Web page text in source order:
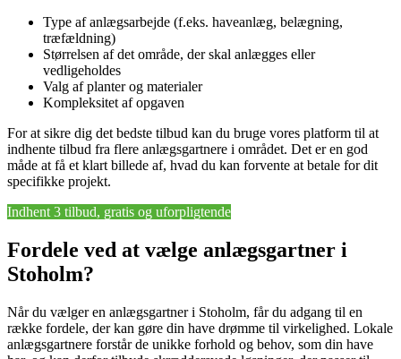
Type af anlægsarbejde (f.eks. haveanlæg, belægning,
træfældning)
Størrelsen af det område, der skal anlægges eller
vedligeholdes
Valg af planter og materialer
Kompleksitet af opgaven
For at sikre dig det bedste tilbud kan du bruge vores platform til at
indhente tilbud fra flere anlægsgartnere i området. Det er en god
måde at få et klart billede af, hvad du kan forvente at betale for dit
specifikke projekt.
Indhent 3 tilbud, gratis og uforpligtende
Fordele ved at vælge anlægsgartner i
Stoholm?
Når du vælger en anlægsgartner i Stoholm, får du adgang til en
række fordele, der kan gøre din have drømme til virkelighed. Lokale
anlægsgartnere forstår de unikke forhold og behov, som din have